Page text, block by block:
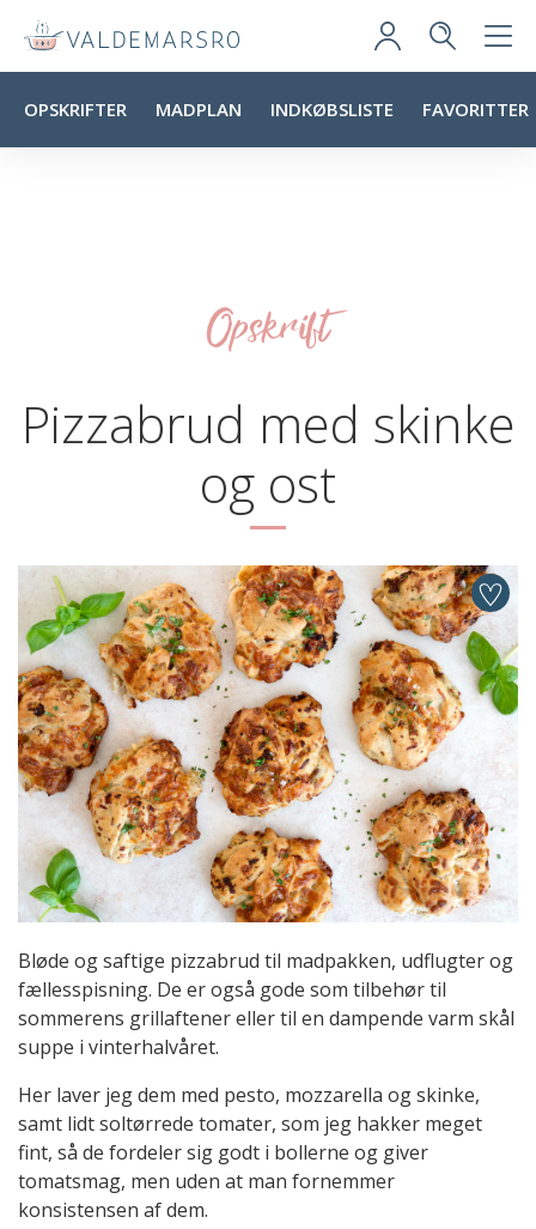
OPSKRIFTER MADPLAN INDKØBSLISTE FAVORITTER
Opskrift
Pizzabrud med skinke
og ost
Bløde og saftige pizzabrud til madpakken, udflugter og
fællesspisning. De er også gode som tilbehør til
sommerens grillaftener eller til en dampende varm skål
suppe i vinterhalvåret.
Her laver jeg dem med pesto, mozzarella og skinke,
samt lidt soltørrede tomater, som jeg hakker meget
fint, så de fordeler sig godt i bollerne og giver
tomatsmag, men uden at man fornemmer
konsistensen af dem.